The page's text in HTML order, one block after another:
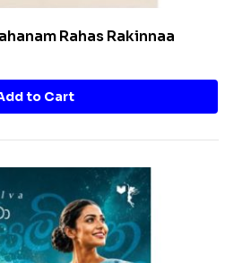
Rahas Rakinnaa
to Cart